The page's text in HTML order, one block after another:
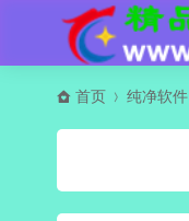
首页 纯净软件